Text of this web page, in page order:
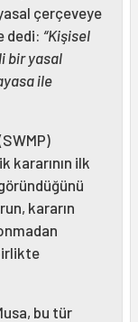
çerçeveye
dedi: “Kişisel
bir yasal
ile
kararının ilk
kararın
bu tür